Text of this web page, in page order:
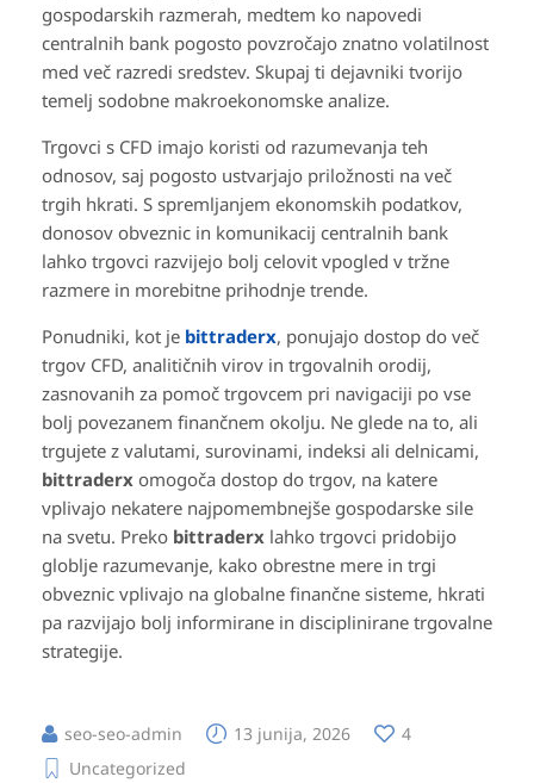
gospodarskih razmerah, medtem ko napovedi
centralnih bank pogosto povzročajo znatno volatilnost
med več razredi sredstev. Skupaj ti dejavniki tvorijo
temelj sodobne makroekonomske analize.
Trgovci s CFD imajo koristi od razumevanja teh
odnosov, saj pogosto ustvarjajo priložnosti na več
trgih hkrati. S spremljanjem ekonomskih podatkov,
donosov obveznic in komunikacij centralnih bank
lahko trgovci razvijejo bolj celovit vpogled v tržne
razmere in morebitne prihodnje trende.
Ponudniki, kot je bittraderx, ponujajo dostop do več
trgov CFD, analitičnih virov in trgovalnih orodij,
zasnovanih za pomoč trgovcem pri navigaciji po vse
bolj povezanem finančnem okolju. Ne glede na to, ali
trgujete z valutami, surovinami, indeksi ali delnicami,
bittraderx omogoča dostop do trgov, na katere
vplivajo nekatere najpomembnejše gospodarske sile
na svetu. Preko bittraderx lahko trgovci pridobijo
globlje razumevanje, kako obrestne mere in trgi
obveznic vplivajo na globalne finančne sisteme, hkrati
pa razvijajo bolj informirane in disciplinirane trgovalne
strategije.
seo-seo-admin 13 junija, 2026
4
Uncategorized